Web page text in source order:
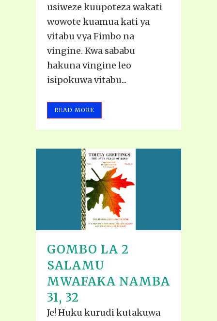
usiweze kuupoteza wakati
wowote kuamua kati ya
vitabu vya Fimbo na
vingine. Kwa sababu
hakuna vingine leo
isipokuwa vitabu...
READ MORE
GOMBO LA 2
SALAMU
MWAFAKA NAMBA
31, 32
Je! Huku kurudi kutakuwa